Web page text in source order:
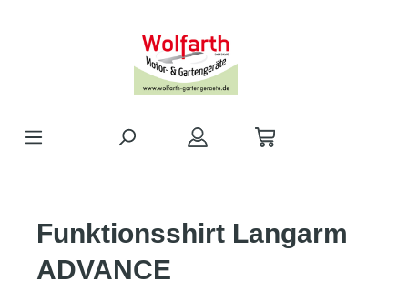
Funktionsshirt Langarm
ADVANCE